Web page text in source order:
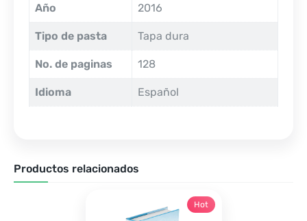
Año 2016
Tipo de pasta Tapa dura
No. de paginas 128
Idioma Español
Productos relacionados
Hot